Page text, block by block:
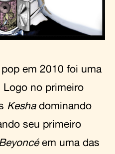
em 2010 foi uma
no primeiro
Kesha dominando
seu primeiro
Beyoncéem uma das